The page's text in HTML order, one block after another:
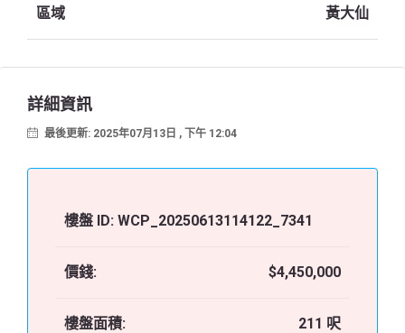
區域 黃大仙
詳細資訊
最後更新: 2025年07月13日 , 下午 12:04
樓盤 ID: WCP_20250613114122_7341
價錢: $4,450,000
樓盤面積: 211 呎